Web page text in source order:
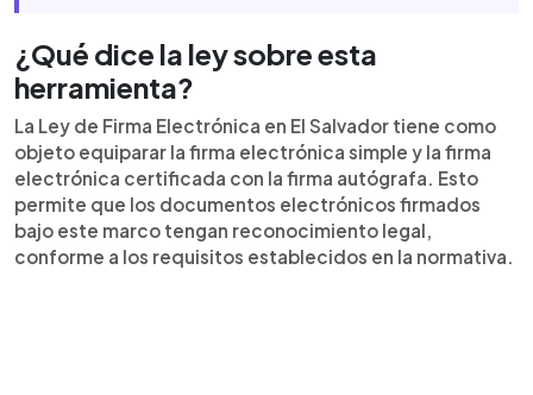
¿Qué dice la ley sobre esta
herramienta?
La Ley de Firma Electrónica en El Salvador tiene como
objeto equiparar la firma electrónica simple y la firma
electrónica certificada con la firma autógrafa. Esto
permite que los documentos electrónicos firmados
bajo este marco tengan reconocimiento legal,
conforme a los requisitos establecidos en la normativa.